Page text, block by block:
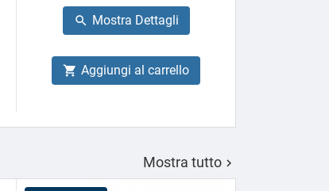
base
 Mostra Dettagli
 Aggiungi al carrello
Mostra tutto 